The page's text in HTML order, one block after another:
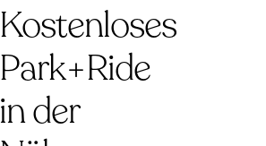
Kostenloses
Park+Ride
in der